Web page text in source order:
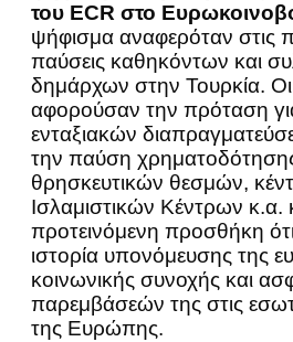
του ECR στο
ψήφισμα αναφερόταν στις
παύσεις καθηκόντων και
δημάρχων στην Τουρκία. Οι
αφορούσαν την πρόταση
ενταξιακών
την παύση
θρησκευτικών θεσμών,
Ισλαμιστικών Κέντρων κ.α.
προτεινόμενη προσθήκη
ιστορία υπονόμευσης της
κοινωνικής συνοχής και
παρεμβάσεών της στις
της Ευρώπης.